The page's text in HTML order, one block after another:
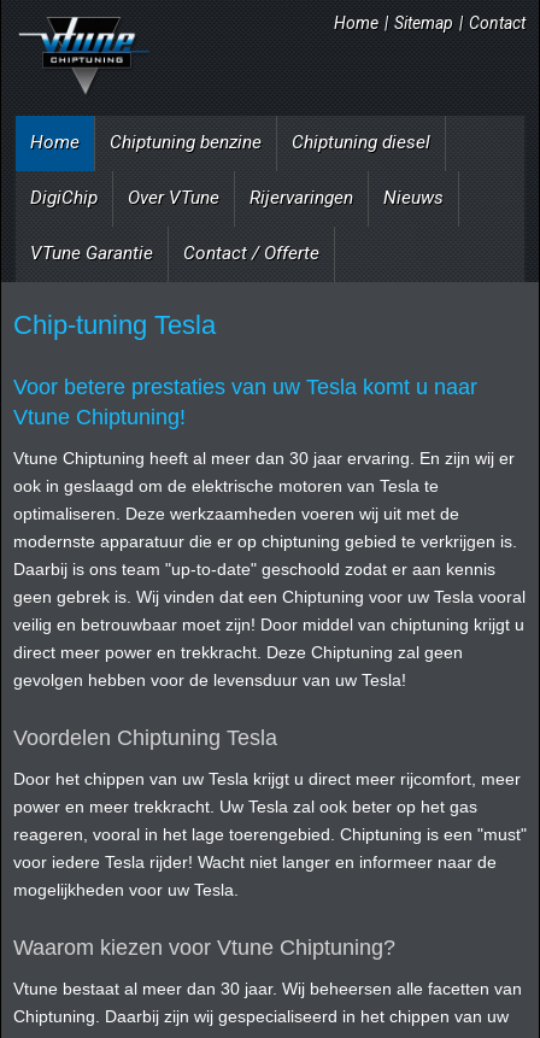
Home | Sitemap | Contact
Home Chiptuning benzine Chiptuning diesel
DigiChip Over VTune Rijervaringen Nieuws
VTune Garantie Contact / Offerte
Chip-tuning Tesla
Voor betere prestaties van uw Tesla komt u naar
Vtune Chiptuning!
Vtune Chiptuning heeft al meer dan 30 jaar ervaring. En zijn wij er
ook in geslaagd om de elektrische motoren van Tesla te
optimaliseren. Deze werkzaamheden voeren wij uit met de
modernste apparatuur die er op chiptuning gebied te verkrijgen is.
Daarbij is ons team "up-to-date" geschoold zodat er aan kennis
geen gebrek is. Wij vinden dat een Chiptuning voor uw Tesla vooral
veilig en betrouwbaar moet zijn! Door middel van chiptuning krijgt u
direct meer power en trekkracht. Deze Chiptuning zal geen
gevolgen hebben voor de levensduur van uw Tesla!
Voordelen Chiptuning Tesla
Door het chippen van uw Tesla krijgt u direct meer rijcomfort, meer
power en meer trekkracht. Uw Tesla zal ook beter op het gas
reageren, vooral in het lage toerengebied. Chiptuning is een "must"
voor iedere Tesla rijder! Wacht niet langer en informeer naar de
mogelijkheden voor uw Tesla.
Waarom kiezen voor Vtune Chiptuning?
Vtune bestaat al meer dan 30 jaar. Wij beheersen alle facetten van
Chiptuning. Daarbij zijn wij gespecialiseerd in het chippen van uw